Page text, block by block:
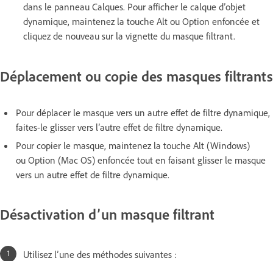
dans le panneau Calques. Pour afficher le calque d’objet
dynamique, maintenez la touche Alt ou Option enfoncée et
cliquez de nouveau sur la vignette du masque filtrant.
Déplacement ou copie des masques filtrants
Pour déplacer le masque vers un autre effet de filtre dynamique,
faites-le glisser vers l’autre effet de filtre dynamique.
Pour copier le masque, maintenez la touche Alt (Windows)
ou Option (Mac OS) enfoncée tout en faisant glisser le masque
vers un autre effet de filtre dynamique.
Désactivation d’un masque filtrant
Utilisez l’une des méthodes suivantes :